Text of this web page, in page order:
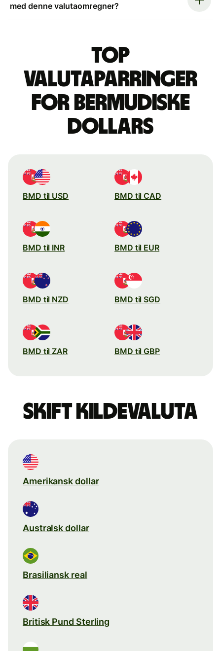
med denne valutaomregner?
Top
valutaparringer
for bermudiske
dollars
BMD til USD BMD til CAD
BMD til INR BMD til EUR
BMD til NZD BMD til SGD
BMD til ZAR BMD til GBP
Skift kildevaluta
Amerikansk dollar
Australsk dollar
Brasiliansk real
Britisk Pund Sterling